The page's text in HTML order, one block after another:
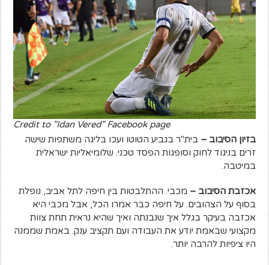
Credit to "Idan Vered" Facebook page
בזיון הסיבוב –בית"ר בגביע הטוטו ועכו בליגה משתפות שישה
זרים בניגוד לחוק וסופגות הפסד טכני. שלומיאליות ישראלית
במיטבה.
אכזבת הסיבוב – מכבי. ההתלבטות בין חיפה לתל אביב, נופלת
בסוף על הצהובים. על חיפה כבר אמרו הכל, אבל מכבי היא
אכזבה בעיקר בגלל איך שנבנתה ואיך שהיא נראית תחת צוות
מקצועי שבאמת יודע את העבודה ועם תקציב ענק. באמת שממנה
היו ציפיות להרבה יותר.